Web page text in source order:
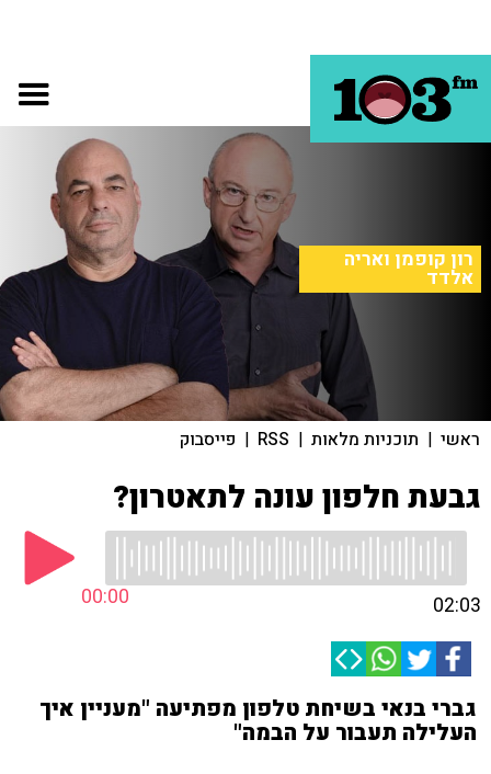
רון קופמן ואריה
אלדד
ראשי | תוכניות מלאות |
RSS
| פייסבוק
גבעת חלפון עונה לתאטרון?
00:00 02:03
גברי בנאי בשיחת טלפון מפתיעה "מעניין איך
העלילה תעבור על הבמה"